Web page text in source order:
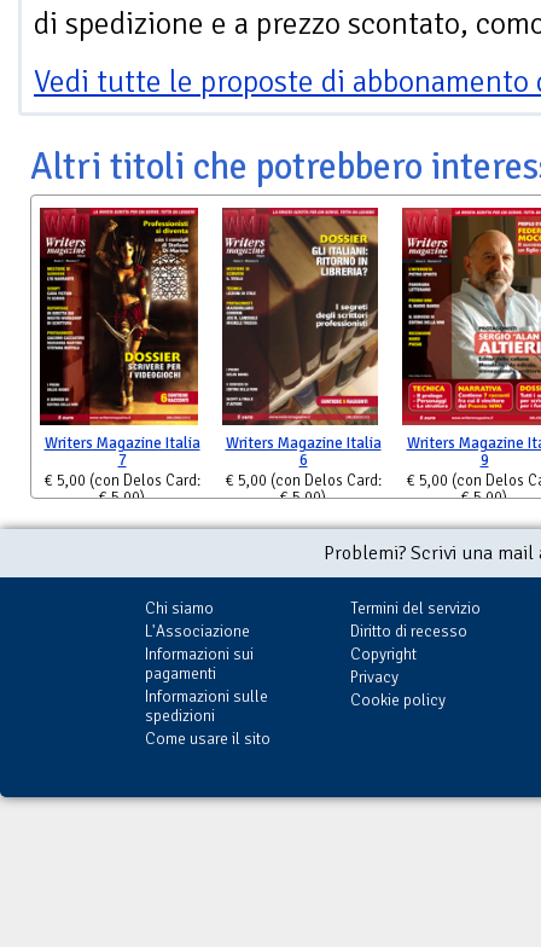
di spedizione e a prezzo scontato,
Vedi tutte le proposte di
Altri titoli che potrebbero
Writers Magazine Italia
7
€ 5,00 (con Delos Card:
€ 5,00)
Writers Magazine Italia
6
€ 5,00 (con Delos Card:
€ 5,00)
Writers Magazine
9
€ 5,00 (con Delos
€ 5,00)
Problemi? Scrivi una
Chi siamo
L'Associazione
Informazioni sui
pagamenti
Informazioni sulle
spedizioni
Come usare il sito
Termini del servizio
Diritto di recesso
Copyright
Privacy
Cookie policy